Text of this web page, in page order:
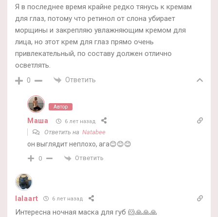
Я в последнее время крайне редко тянусь к кремам
для глаз, потому что ретинол от слона убирает
морщины и закрепляю увлажняющим кремом для
лица, но этот крем для глаз прямо очень
привлекательный, по составу должен отлично
осветлять.
0 Ответить
Автор
Маша 6 лет назад
Ответить на Natabee
он выглядит неплохо, ага😊😊😊
0 Ответить
lalaart 6 лет назад
Интересна ночная маска для губ 🐹🙏🙏🙏